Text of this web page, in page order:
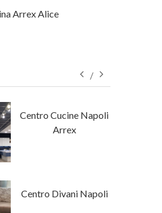
Arrex Alice
Centro Cucine Napoli
Arrex
Centro Divani Napoli